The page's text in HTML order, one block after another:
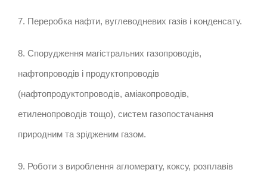
7. Переробка нафти, вуглеводневих газів і конденсату.
8. Спорудження магістральних газопроводів,
нафтопроводів і продуктопроводів
(нафтопродуктопроводів, аміакопроводів,
етиленопроводів тощо), систем газопостачання
природним та зрідженим газом.
9. Роботи з вироблення агломерату, коксу, розплавів